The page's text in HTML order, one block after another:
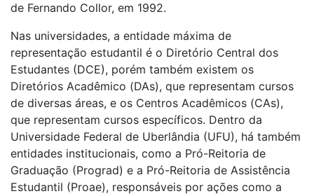
de Fernando Collor, em 1992.
Nas universidades, a entidade máxima de
representação estudantil é o Diretório Central dos
Estudantes (DCE), porém também existem os
Diretórios Acadêmico (DAs), que representam cursos
de diversas áreas, e os Centros Acadêmicos (CAs),
que representam cursos específicos. Dentro da
Universidade Federal de Uberlândia (UFU), há também
entidades institucionais, como a Pró-Reitoria de
Graduação (Prograd) e a Pró-Reitoria de Assistência
Estudantil (Proae), responsáveis por ações como a